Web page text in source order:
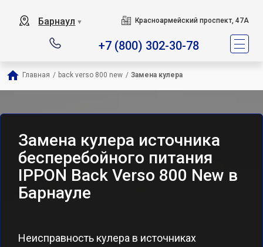
Барнаул ▼ Красноармейский проспект, 47А
+7 (800) 302-30-78
Главная / back verso 800 new / Замена кулера
Замена кулера источника
бесперебойного питания
IPPON Back Verso 800 New в
Барнауле
Неисправность кулера в источниках